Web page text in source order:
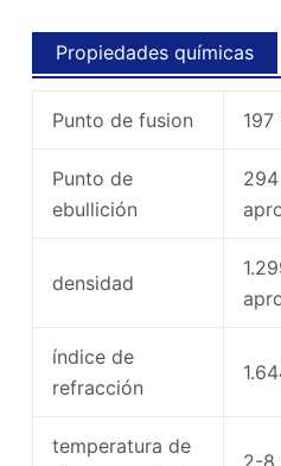
Propiedades químicas
Punto de fusion 197
Punto de
ebullición
densidad
índice de
refracción
temperatura de